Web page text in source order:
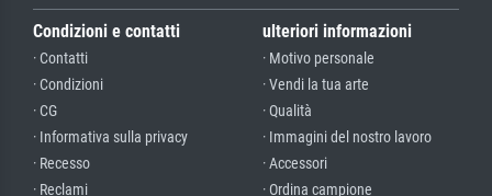
Condizioni e contatti
· Contatti
· Condizioni
· CG
· Informativa sulla privacy
· Recesso
· Reclami
ulteriori informazioni
· Motivo personale
· Vendi la tua arte
· Qualità
· Immagini del nostro lavoro
· Accessori
· Ordina campione